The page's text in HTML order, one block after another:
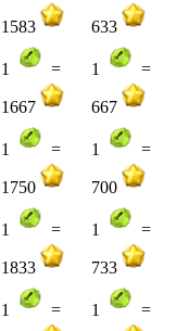
1583 633
1 =
1667
1 =
667
1 =
1750
1 =
700
1 =
1833
1 =
733
1 = 1 =